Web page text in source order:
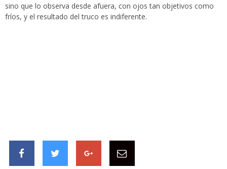
sino que lo observa desde afuera, con ojos tan objetivos como
fríos, y el resultado del truco es indiferente.